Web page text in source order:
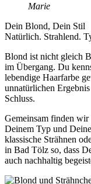
Marie
Dein Blond, Dein Stil
Natürlich. Strahlend.
Blond ist nicht gleich
im Übergang. Du
lebendige Haarfarbe
unnatürlichen
Schluss.
Gemeinsam finden
Deinem Typ und
klassische Strähnen
in Bad Tölz so, dass
auch nachhaltig